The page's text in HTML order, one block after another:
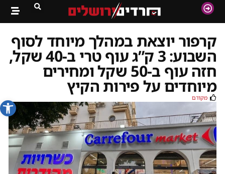
פתח
קרפור יוצאת במהלך מיוחד לסוף
השבוע: 3 ק”ג עוף טרי ב-40 שקל,
חזה עוף ב-50 שקל ומחירים
מיוחדים על פירות הקיץ
מקודם